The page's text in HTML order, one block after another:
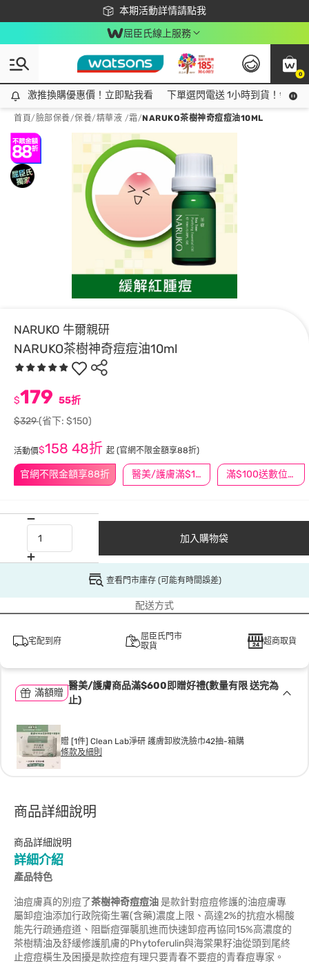
本期活動詳情請點我
下載app最高回饋$350
屈臣氏線上服務
0
激推換購優惠價！立即點我看
激推換購優惠價！立即點我看 下單選閃電送 1小時到貨！領神
首頁/臉部保養/保養/精華液 /霜/NARUKO茶樹神奇痘痘油10ML
NARUKO 牛爾親研
NARUKO茶樹神奇痘痘油10ml
官網不限金額享88折 醫美/護膚滿$1200送$200 滿$100送數位印花
$179 55折
$329(省下: $150)
活動價$158 48折 起 (官網不限金額享88折)
加入購物袋
查看門市庫存 (可能有時間誤差)
配送方式
宅配到府
屈臣氏門市
取貨
超商取貨
滿額贈
醫美/護膚商品滿$600即贈好禮(數量有限 送完為
止)
贈 [1件] Clean Lab淨研 護膚卸妝洗臉巾42抽-箱購
條款及細則
商品詳細說明
商品詳細說明
詳細介紹
產品特色
油痘膚真的別痘了茶樹神奇痘痘油是款針對痘痘修護的油痘膚專
屬卸痘油添加行政院衛生署(含藥)濃度上限、高達2%的抗痘水楊酸
能先行疏通痘道、阻斷痘彈襲肌進而快速卸痘再協同15%高濃度的
茶樹精油及舒緩修護肌膚的Phytoferulin與海棠果籽油從頭到尾終
止痘痘橫生及困擾是款控痘有理只要青春不要痘的青春痘專家。